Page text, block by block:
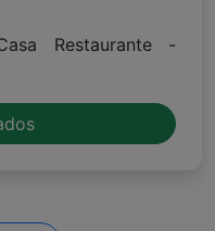
Restaurante -